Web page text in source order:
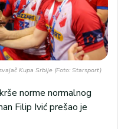
Kupa Srbije (Foto: Starsport)
norme normalnog
Filip Ivić prešao je